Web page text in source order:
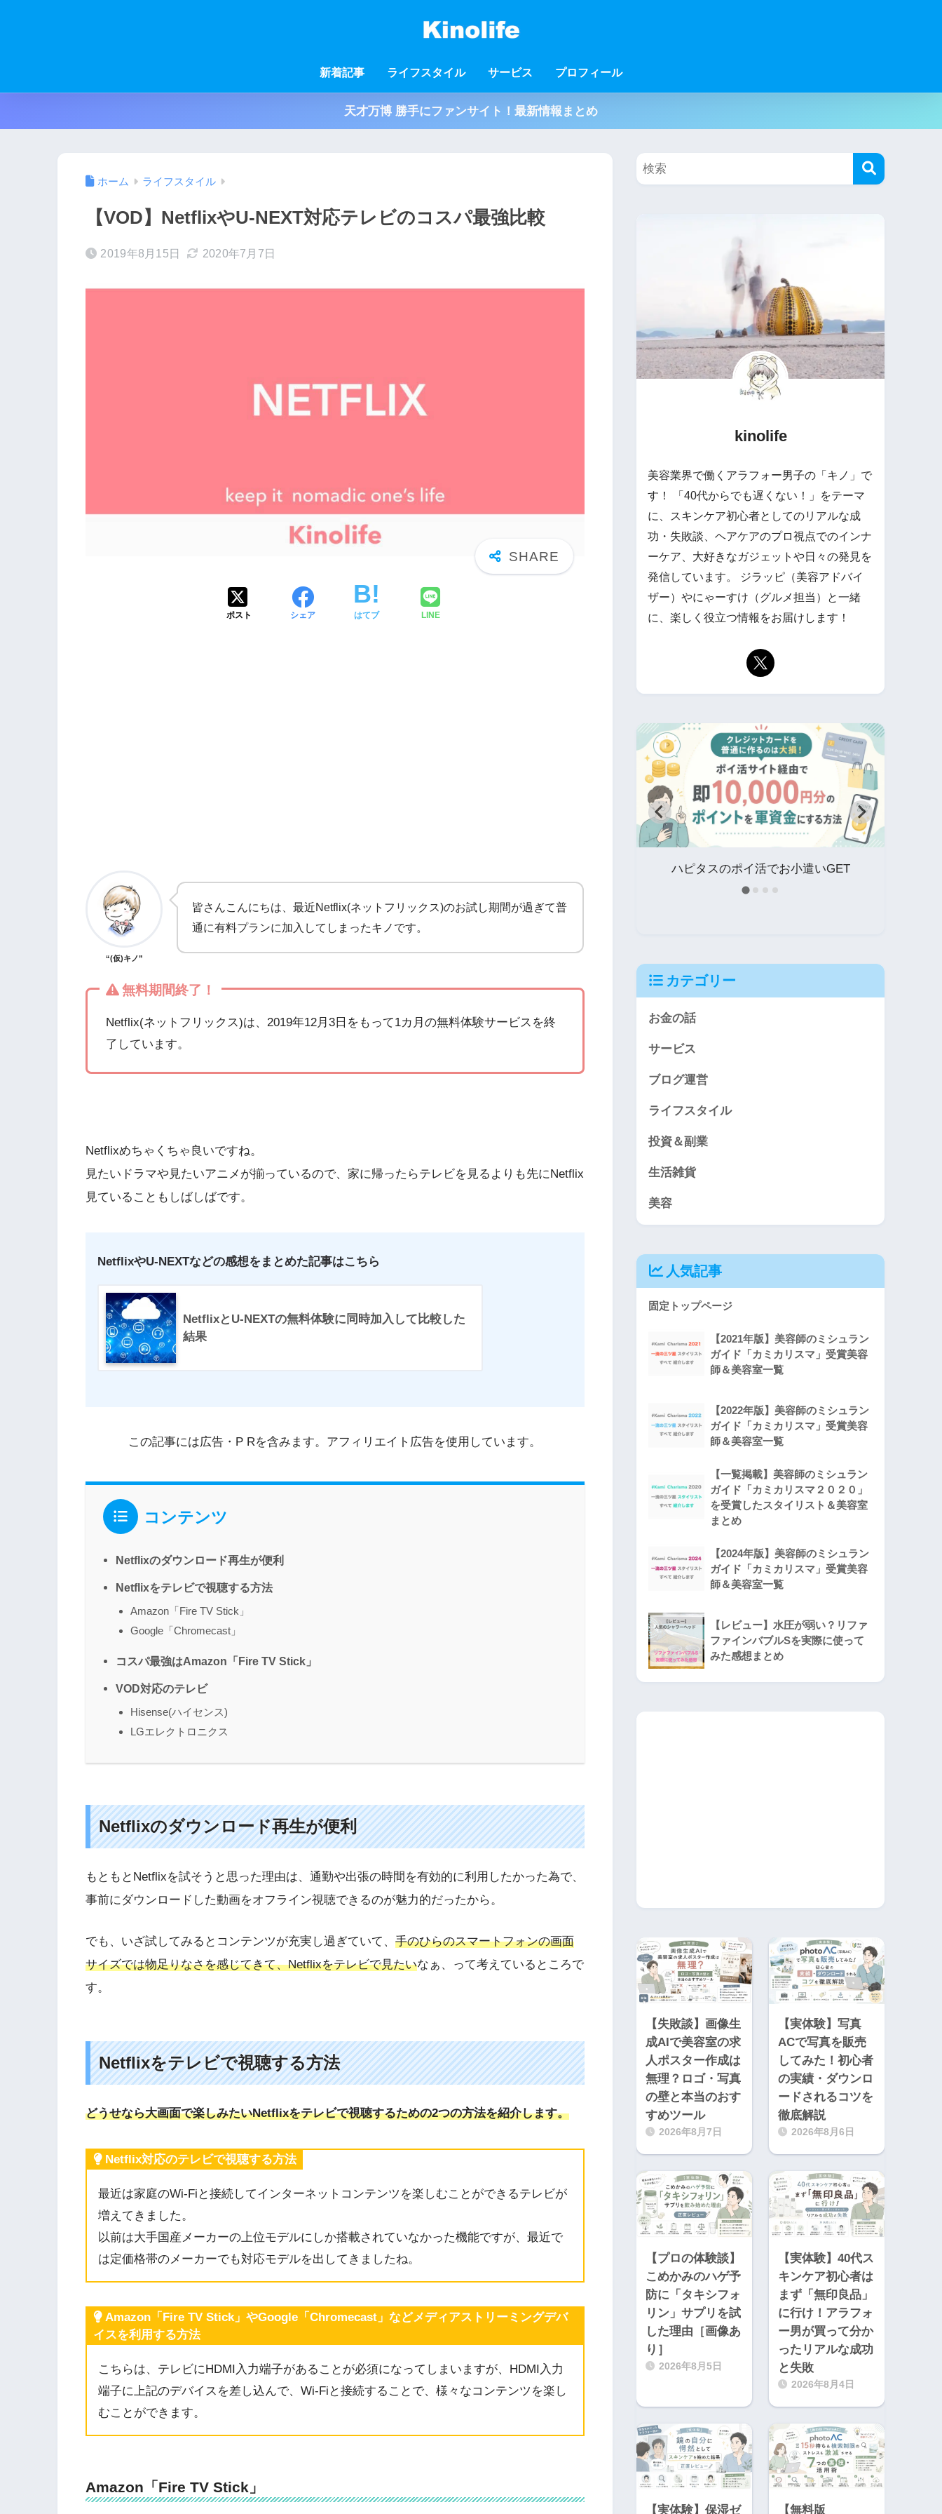
新着記事 ライフスタイル サービス プロフィール
天才万博 勝手にファンサイト！最新情報まとめ
ホーム ライフスタイル
【VOD】NetflixやU-NEXT対応テレビのコスパ最強比較
2019年8月15日 2020年7月7日
ポスト シェア はてブ LINE
“(仮)キノ”
皆さんこんにちは、最近Netflix(ネットフリックス)のお試し期間が過ぎて普
通に有料プランに加入してしまったキノです。
無料期間終了！
Netflix(ネットフリックス)は、2019年12月3日をもって1カ月の無料体験サービスを終
了しています。
Netflixめちゃくちゃ良いですね。
見たいドラマや見たいアニメが揃っているので、家に帰ったらテレビを見るよりも先にNetflix
見ていることもしばしばです。
NetflixやU-NEXTなどの感想をまとめた記事はこちら
NetflixとU-NEXTの無料体験に同時加入して比較した
結果
この記事には広告・P Rを含みます。アフィリエイト広告を使用しています。
コンテンツ
Netflixのダウンロード再生が便利
Netflixをテレビで視聴する方法
Amazon「Fire TV Stick」
Google「Chromecast」
コスパ最強はAmazon「Fire TV Stick」
VOD対応のテレビ
Hisense(ハイセンス)
LGエレクトロニクス
Netflixのダウンロード再生が便利
もともとNetflixを試そうと思った理由は、通勤や出張の時間を有効的に利用したかった為で、
事前にダウンロードした動画をオフライン視聴できるのが魅力的だったから。
でも、いざ試してみるとコンテンツが充実し過ぎていて、 手のひらのスマートフォンの画面
サイズでは物足りなさを感じてきて、Netflixをテレビで見たいなぁ、って考えているところで
す。
Netflixをテレビで視聴する方法
どうせなら大画面で楽しみたいNetflixをテレビで視聴するための2つの方法を紹介します。
Netflix対応のテレビで視聴する方法
最近は家庭のWi-Fiと接続してインターネットコンテンツを楽しむことができるテレビが
増えてきました。
以前は大手国産メーカーの上位モデルにしか搭載されていなかった機能ですが、最近で
は定価格帯のメーカーでも対応モデルを出してきましたね。
Amazon「Fire TV Stick」やGoogle「Chromecast」などメディアストリーミングデバ
イスを利用する方法
こちらは、テレビにHDMI入力端子があることが必須になってしまいますが、HDMI入力
端子に上記のデバイスを差し込んで、Wi-Fiと接続することで、様々なコンテンツを楽し
むことができます。
Amazon「Fire TV Stick」
kinolife
美容業界で働くアラフォー男子の「キノ」で
す！ 「40代からでも遅くない！」をテーマ
に、スキンケア初心者としてのリアルな成
功・失敗談、ヘアケアのプロ視点でのインナ
ーケア、大好きなガジェットや日々の発見を
発信しています。 ジラッピ（美容アドバイ
ザー）やにゃーすけ（グルメ担当）と一緒
に、楽しく役立つ情報をお届けします！
ハピタスのポイ活でお小遣いGET
カテゴリー
お金の話
サービス
ブログ運営
ライフスタイル
投資＆副業
生活雑貨
美容
人気記事
固定トップページ
【2021年版】美容師のミシュラン
ガイド「カミカリスマ」受賞美容
師＆美容室一覧
【2022年版】美容師のミシュラン
ガイド「カミカリスマ」受賞美容
師＆美容室一覧
【一覧掲載】美容師のミシュラン
ガイド「カミカリスマ２０２０」
を受賞したスタイリスト＆美容室
まとめ
【2024年版】美容師のミシュラン
ガイド「カミカリスマ」受賞美容
師＆美容室一覧
【レビュー】水圧が弱い？リファ
ファインバブルSを実際に使って
みた感想まとめ
【失敗談】画像生
成AIで美容室の求
人ポスター作成は
無理？ロゴ・写真
の壁と本当のおす
すめツール
2026年8月7日
【実体験】写真
ACで写真を販売
してみた！初心者
の実績・ダウンロ
ードされるコツを
徹底解説
2026年8月6日
【プロの体験談】
こめかみのハゲ予
防に「タキシフォ
リン」サプリを試
した理由［画像あ
り］
2026年8月5日
【実体験】40代ス
キンケア初心者は
まず「無印良品」
に行け！アラフォ
ー男が買って分か
ったリアルな成功
と失敗
2026年8月4日
【実体験】保湿ゼ 【無料版